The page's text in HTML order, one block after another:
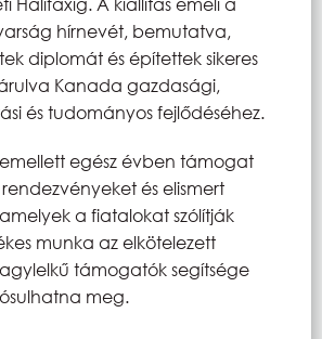
hírnevét, bemutatva,
diplomát és építettek sikeres
Kanada gazdasági,
és tudományos fejlődéséhez.
egész évben támogat
és elismert
a fiatalokat szólítják
munka az elkötelezett
támogatók segítsége
meg.